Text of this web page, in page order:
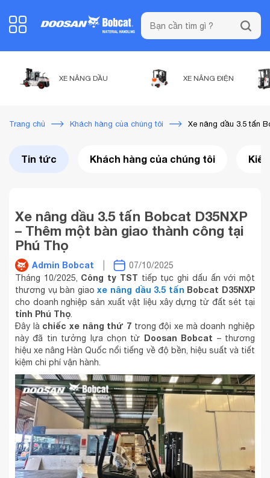
XE NÂNG DẦU XE NÂNG ĐIỆN
Trang chủ Khách hàng của chúng tôi Xe nâng dầu 3.5 tấn
Tin tức Khách hàng của chúng tôi
Xe nâng dầu 3.5 tấn Bobcat D35NXP
– Thêm một bàn giao thành công tại
Phú Thọ
Admin Bobcat
07/10/2025
Tháng 10/2025, Công ty TST tiếp tục ghi dấu ấn với một
thương vụ bàn giaoxe nâng dầu 3.5 tấn Bobcat D35NXP
cho doanh nghiệp sản xuất vật liệu xây dựng từ đất sét tại
tỉnh Phú Thọ
Đây là chiếc xe nâng thứ 7 trong đội xe mà doanh nghiệp
này đã tin tưởng lựa chọn từ Doosan Bobcat – thương
hiệu xe nâng Hàn Quốc nổi tiếng về độ bền, hiệu suất và tiết
kiệm chi phí vận hành.